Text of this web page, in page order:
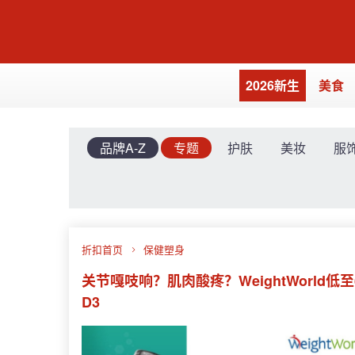
2026新生 美食
品牌A-Z 专题 护肤 美妆 服
折扣首页 保健塑身
关节嘎吱响？肌肉酸疼？WeightWorld低
D3